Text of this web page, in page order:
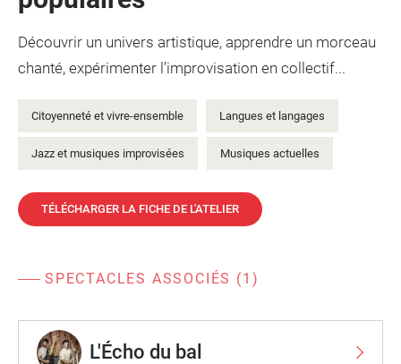
Découvrir un univers artistique, apprendre un morceau
chanté, expérimenter l’improvisation en collectif...
Citoyenneté et vivre-ensemble Langues et langages
Jazz et musiques improvisées Musiques actuelles
TÉLÉCHARGER LA FICHE DE L'ATELIER
SPECTACLES ASSOCIÉS (1)
L'Écho du bal